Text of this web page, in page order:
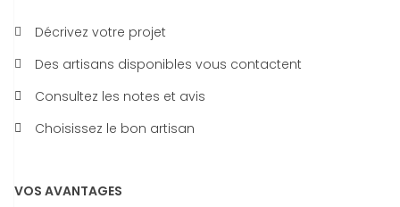
Décrivez votre projet
Des artisans disponibles vous contactent
Consultez les notes et avis
Choisissez le bon artisan
VOS AVANTAGES